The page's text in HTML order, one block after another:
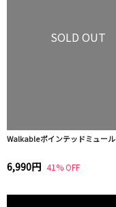
SOLD OUT
Walkableポインテッドミュール
6,990円 41% OFF